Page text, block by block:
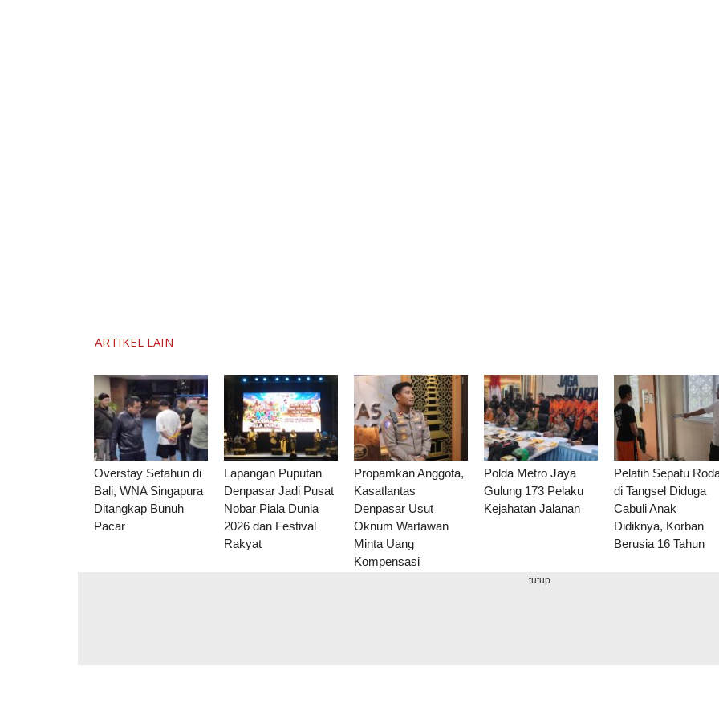
ARTIKEL LAIN
Overstay Setahun di
Bali, WNA Singapura
Ditangkap Bunuh
Pacar
Lapangan Puputan
Denpasar Jadi Pusat
Nobar Piala Dunia
2026 dan Festival
Rakyat
Propamkan Anggota,
Kasatlantas
Denpasar Usut
Oknum Wartawan
Minta Uang
Kompensasi
Polda Metro Jaya
Gulung 173 Pelaku
Kejahatan Jalanan
Pelatih Sepatu
di Tangsel Diduga
Cabuli Anak
Didiknya, Korban
Berusia 16 Tahun
tutup